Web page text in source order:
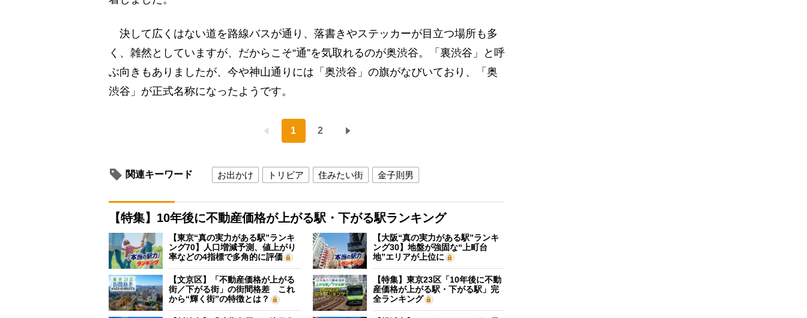
決して広くはない道を路線バスが通り、落書きやステッカーが目立つ場所も多
く、雑然としていますが、だからこそ“通”を気取れるのが奥渋谷。「裏渋谷」と呼
ぶ向きもありましたが、今や神山通りには「奥渋谷」の旗がなびいており、「奥
渋谷」が正式名称になったようです。
1 2
関連キーワード お出かけ トリビア 住みたい街 金子則男
【特集】10年後に不動産価格が上がる駅・下がる駅ランキング
【東京“真の実力がある駅”ランキ
ング70】人口増減予測、値上がり
率などの4指標で多角的に評価
【大阪“真の実力がある駅”ランキ
ング30】地盤が強固な“上町台
地”エリアが上位に
【文京区】「不動産価格が上がる
街／下がる街」の街間格差 これ
から“輝く街”の特徴とは？
【特集】東京23区「10年後に不動
産価格が上がる駅・下がる駅」完
全ランキング